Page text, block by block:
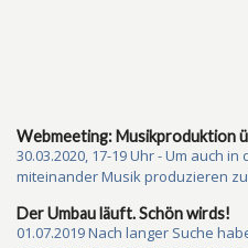
Webmeeting: Musikproduktion
30.03.2020, 17-19 Uhr - Um auch
miteinander Musik produzieren
Der Umbau läuft. Schön wirds!
01.07.2019 Nach langer Suche